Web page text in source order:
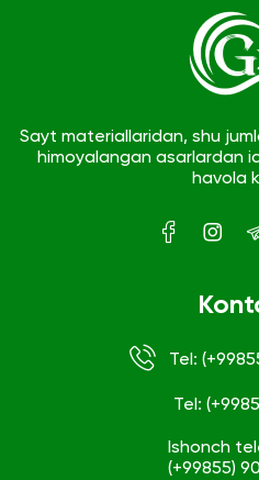
Sayt materiallaridan, shu
himoyalangan asarlardan
havola
Tel:
Tel:
Ishonch
(+99855)